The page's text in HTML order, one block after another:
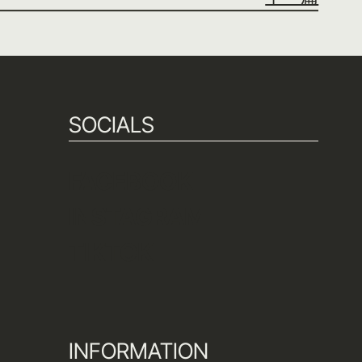
SOCIALS
INFORMATION